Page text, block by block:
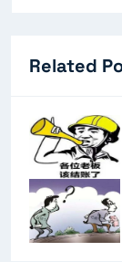
Related